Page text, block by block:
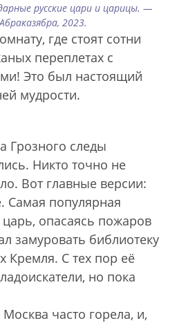
русские цари и царицы. —
2023.
где стоят сотни
переплетах с
Это был настоящий
мудрости.
Грозного следы
Никто точно не
Вот главные версии:
Самая популярная
царь, опасаясь пожаров
замуровать библиотеку
Кремля. С тех пор её
но пока
часто горела, и,